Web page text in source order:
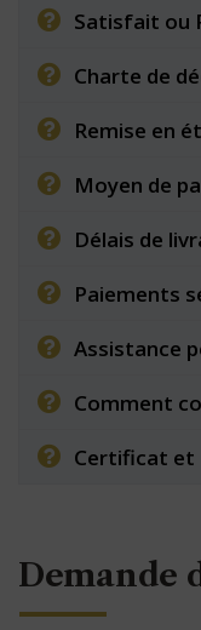
Satisfait ou
Charte de
Remise en
Moyen de
Délais de
Paiements
Assistance
Comment
Certificat et
Demande